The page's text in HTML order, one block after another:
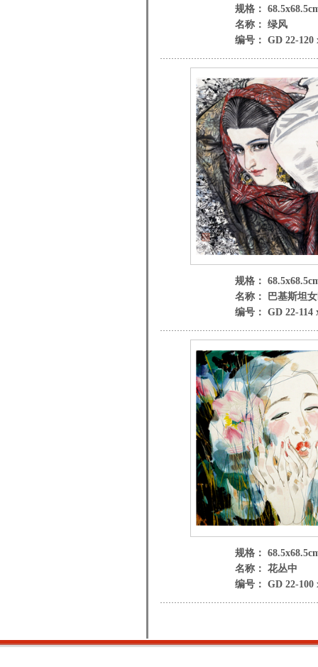
规格：
名称： 绿风
编号： GD 22-120
规格：
名称： 巴基斯坦
编号： GD 22-114
规格：
名称： 花丛中
编号： GD 22-100